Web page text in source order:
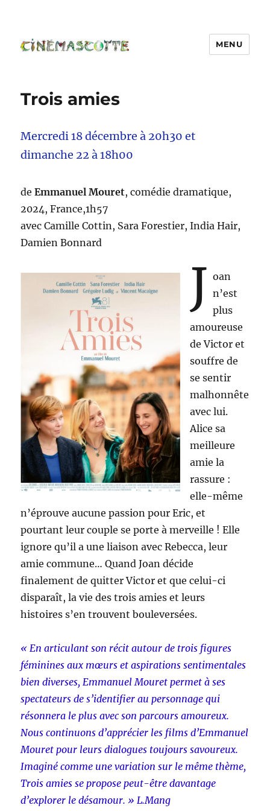
MENU
Trois amies
Mercredi 18 décembre à 20h30 et
dimanche 22 à 18h00
deEmmanuel Mouret, comédie dramatique,
2024, France,1h57
avec Camille Cottin, Sara Forestier, India Hair,
Damien Bonnard
J oan
n’est
plus
amoureuse
de Victor et
souffre de
se sentir
malhonnête
avec lui.
Alice sa
meilleure
amie la
rassure :
elle-même
n’éprouve aucune passion pour Eric, et
pourtant leur couple se porte à merveille ! Elle
ignore qu’il a une liaison avec Rebecca, leur
amie commune… Quand Joan décide
finalement de quitter Victor et que celui-ci
disparaît, la vie des trois amies et leurs
histoires s’en trouvent bouleversées.
« En articulant son récit autour de trois figures
féminines aux mœurs et aspirations sentimentales
bien diverses, Emmanuel Mouret permet à ses
spectateurs de s’identifier au personnage qui
résonnera le plus avec son parcours amoureux.
Nous continuons d’apprécier les films d’Emmanuel
Mouret pour leurs dialogues toujours savoureux.
Imaginé comme une variation sur le même thème,
Trois amies se propose peut-être davantage
d’explorer le désamour. » L.Mang